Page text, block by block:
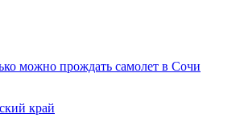
можно прождать самолет в Сочи
край